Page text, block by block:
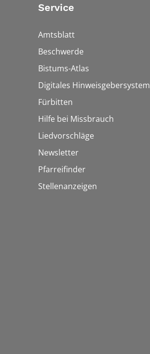
Service
Amtsblatt
Beschwerde
Bistums-Atlas
Digitales Hinweisgebersystem
Fürbitten
Hilfe bei Missbrauch
Liedvorschläge
Newsletter
Pfarreifinder
Stellenanzeigen